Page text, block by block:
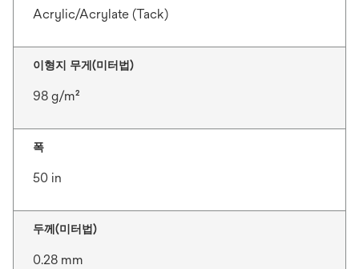
Acrylic/Acrylate (Tack)
이형지 무게(미터법)
98 g/m²
폭
50 in
두께(미터법)
0.28 mm